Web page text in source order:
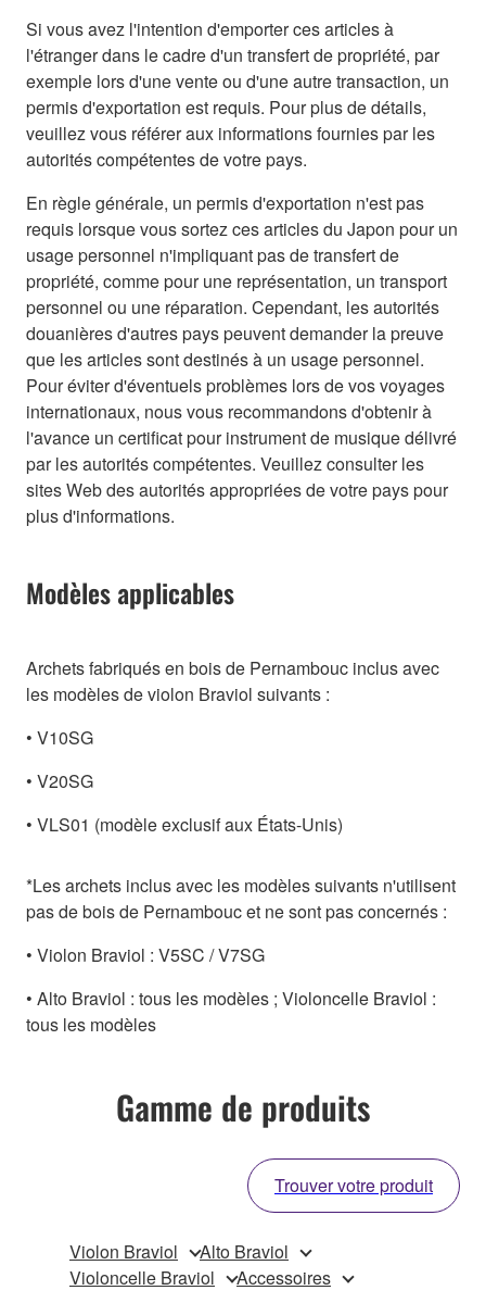
Si vous avez l'intention d'emporter ces articles à
l'étranger dans le cadre d'un transfert de propriété, par
exemple lors d'une vente ou d'une autre transaction, un
permis d'exportation est requis. Pour plus de détails,
veuillez vous référer aux informations fournies par les
autorités compétentes de votre pays.
En règle générale, un permis d'exportation n'est pas
requis lorsque vous sortez ces articles du Japon pour un
usage personnel n'impliquant pas de transfert de
propriété, comme pour une représentation, un transport
personnel ou une réparation. Cependant, les autorités
douanières d'autres pays peuvent demander la preuve
que les articles sont destinés à un usage personnel.
Pour éviter d'éventuels problèmes lors de vos voyages
internationaux, nous vous recommandons d'obtenir à
l'avance un certificat pour instrument de musique délivré
par les autorités compétentes. Veuillez consulter les
sites Web des autorités appropriées de votre pays pour
plus d'informations.
Modèles applicables
Archets fabriqués en bois de Pernambouc inclus avec
les modèles de violon Braviol suivants :
• V10SG
• V20SG
• VLS01 (modèle exclusif aux États-Unis)
*Les archets inclus avec les modèles suivants n'utilisent
pas de bois de Pernambouc et ne sont pas concernés :
• Violon Braviol : V5SC / V7SG
• Alto Braviol : tous les modèles ; Violoncelle Braviol :
tous les modèles
Gamme de produits
Trouver votre produit
Violon Braviol
Alto Braviol
Violoncelle Braviol
Accessoires